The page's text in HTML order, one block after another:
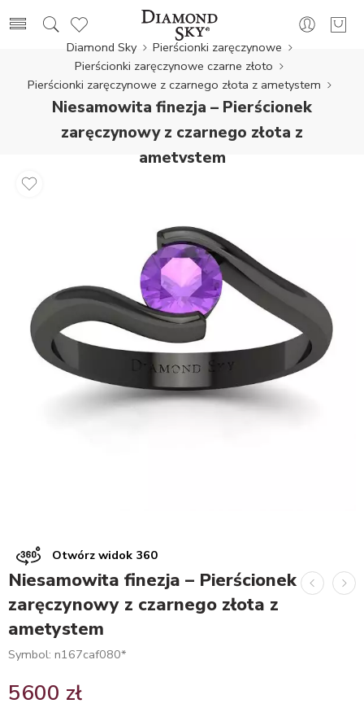
Diamond Sky
Pierścionki zaręczynowe
Pierścionki zaręczynowe czarne złoto
Pierścionki zaręczynowe z czarnego złota z ametystem
Niesamowita finezja – Pierścionek
zaręczynowy z czarnego złota z
ametystem
Otwórz widok 360
Niesamowita finezja – Pierścionek
zaręczynowy z czarnego złota z
ametystem
Symbol: n167caf080*
5600 zł